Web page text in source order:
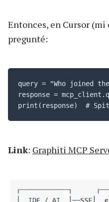
Entonces, en Cursor
pregunté:
query = "Who joined
response =
print(response)  #
Link: Graphiti MCP